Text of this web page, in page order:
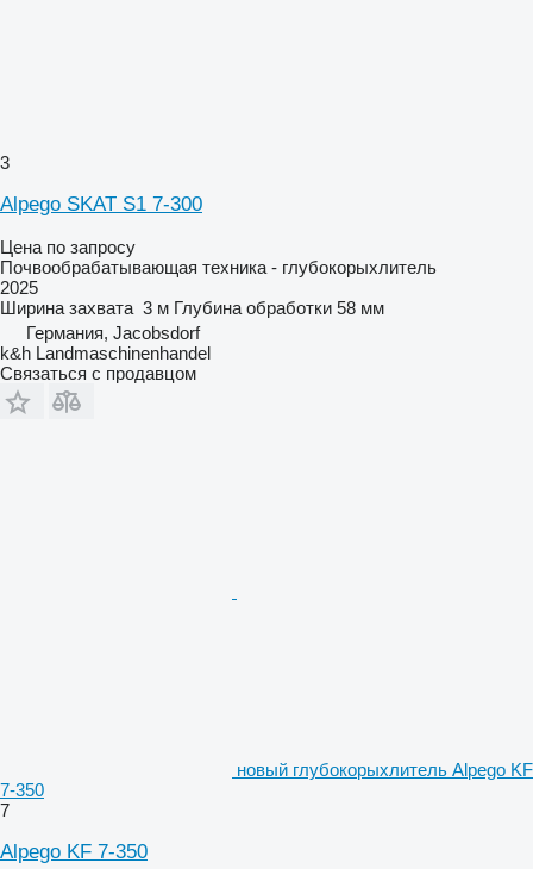
3
Alpego SKAT S1 7-300
Цена по запросу
Почвообрабатывающая техника - глубокорыхлитель
2025
Ширина захвата 3 м Глубина обработки 58 мм
Германия, Jacobsdorf
k&h Landmaschinenhandel
Связаться с продавцом
новый глубокорыхлитель Alpego KF
7-350
7
Alpego KF 7-350